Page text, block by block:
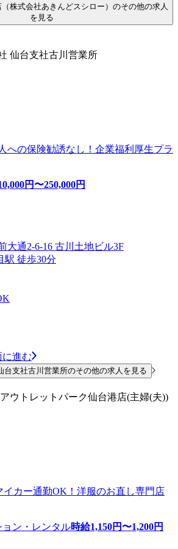
株式会社あきんどスシロー）のその他の求人
を見る
仙台支社古川営業所
への保険勧誘なし！企業福利厚生プラ
円〜250,000円
大通2-6-16 古川土地ビル3F
駅 徒歩30分
に進む
台支社古川営業所のその他の求人を見る
ウトレットパーク仙台港店(主婦(夫))
イカー通勤OK！洋服のお直し専門店
ン・レンタル時給1,150円〜1,200円